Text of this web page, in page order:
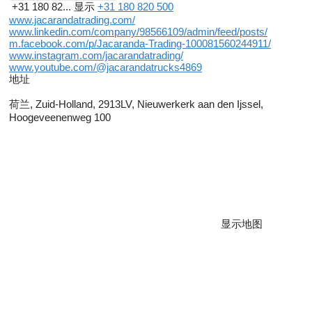
+31 180 82... 显示 +31 180 820 500
www.jacarandatrading.com/
www.linkedin.com/company/98566109/admin/feed/posts/
m.facebook.com/p/Jacaranda-Trading-100081560244911/
www.instagram.com/jacarandatrading/
www.youtube.com/@jacarandatrucks4869
地址
荷兰, Zuid-Holland, 2913LV, Nieuwerkerk aan den Ijssel,
Hoogeveenenweg 100
显示地图